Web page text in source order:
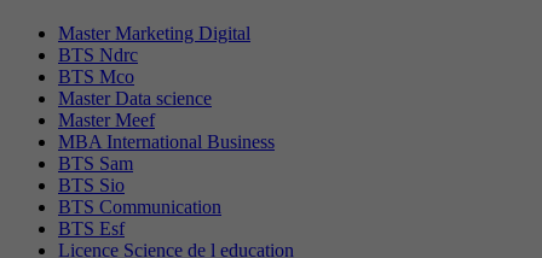
Master Marketing Digital
BTS Ndrc
BTS Mco
Master Data science
Master Meef
MBA International Business
BTS Sam
BTS Sio
BTS Communication
BTS Esf
Licence Science de l education